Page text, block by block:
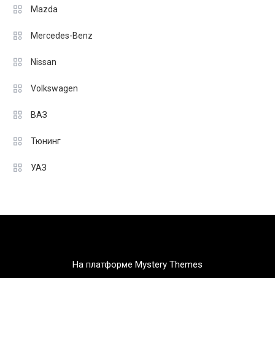
Mazda
Mercedes-Benz
Nissan
Volkswagen
ВАЗ
Тюнинг
УАЗ
На платформе Mystery Themes